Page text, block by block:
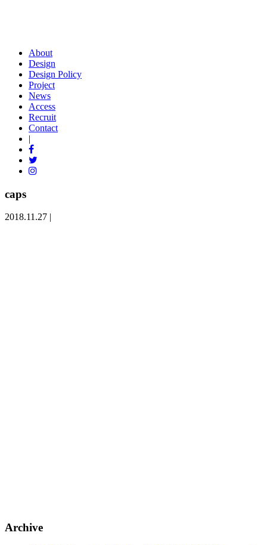
About
Design
Design Policy
Project
News
Access
Recruit
Contact
|
caps
2018.11.27 |
Archive